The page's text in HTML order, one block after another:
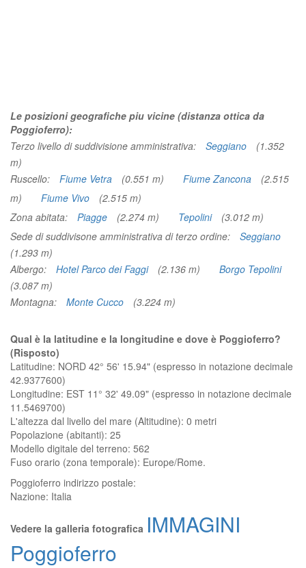
Le posizioni geografiche piu vicine (distanza ottica da
Poggioferro):
Terzo livello di suddivisione amministrativa:
Seggiano
(1.352
m)
Ruscello:
Fiume Vetra (0.551 m) Fiume Zancona
(2.515
m)
Fiume Vivo
(2.515 m)
Zona abitata:
Piagge (2.274 m) Tepolini
(3.012 m)
Sede di suddivisone amministrativa di terzo ordine:
Seggiano
(1.293 m)
Albergo:
Hotel Parco dei Faggi (2.136 m)
Borgo Tepolini
(3.087 m)
Montagna:
Monte Cucco (3.224 m)
Qual è la latitudine e la longitudine e dove è Poggioferro?
(Risposto)
Latitudine: NORD 42° 56' 15.94" (espresso in notazione decimale
42.9377600)
Longitudine: EST 11° 32' 49.09" (espresso in notazione decimale
11.5469700)
L'altezza dal livello del mare (Altitudine): 0 metri
Popolazione (abitanti): 25
Modello digitale del terreno: 562
Fuso orario (zona temporale): Europe/Rome.
Poggioferro indirizzo postale:
Nazione: Italia
Vedere la galleria fotografica IMMAGINI
Poggioferro